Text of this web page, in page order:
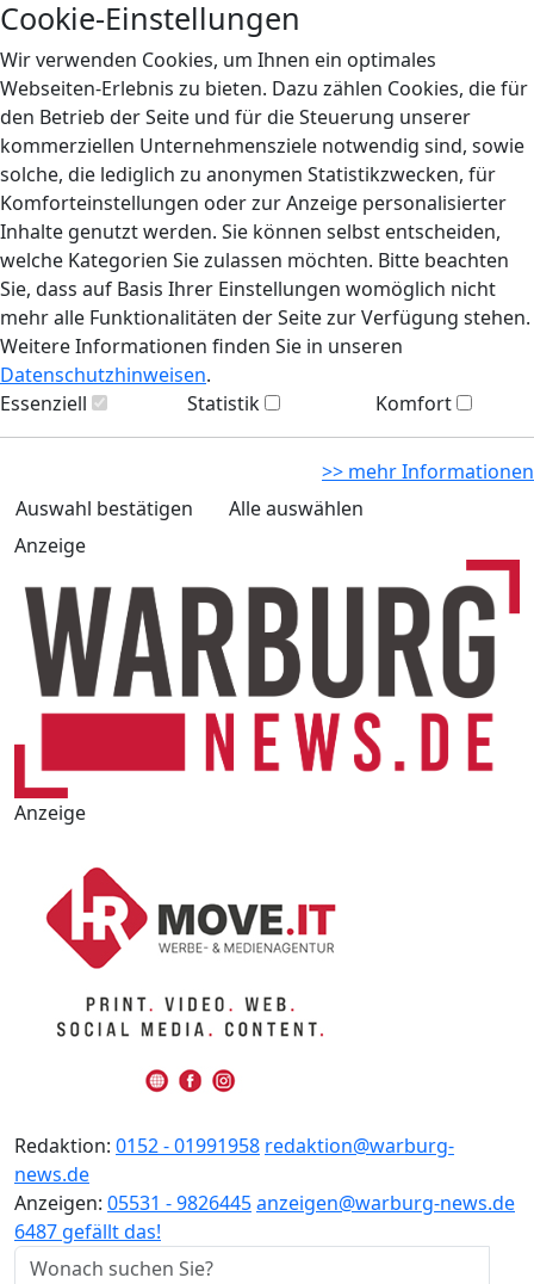
Cookie-Einstellungen
Wir verwenden Cookies, um Ihnen ein optimales
Webseiten-Erlebnis zu bieten. Dazu zählen Cookies, die für
den Betrieb der Seite und für die Steuerung unserer
kommerziellen Unternehmensziele notwendig sind, sowie
solche, die lediglich zu anonymen Statistikzwecken, für
Komforteinstellungen oder zur Anzeige personalisierter
Inhalte genutzt werden. Sie können selbst entscheiden,
welche Kategorien Sie zulassen möchten. Bitte beachten
Sie, dass auf Basis Ihrer Einstellungen womöglich nicht
mehr alle Funktionalitäten der Seite zur Verfügung stehen.
Weitere Informationen finden Sie in unseren
Datenschutzhinweisen.
Essenziell
Statistik Komfort
>> mehr Informationen
Auswahl bestätigen
Alle auswählen
Anzeige
Anzeige
Redaktion: 0152 - 01991958 redaktion@warburg-
news.de
Anzeigen: 05531 - 9826445anzeigen@warburg-news.de
6487 gefällt das!